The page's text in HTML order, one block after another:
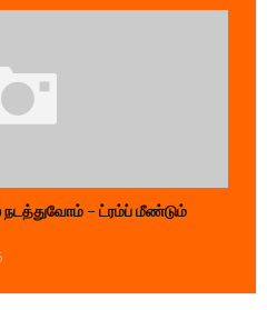
நடத்துவோம் - ட்ரம்ப் மீண்டும்